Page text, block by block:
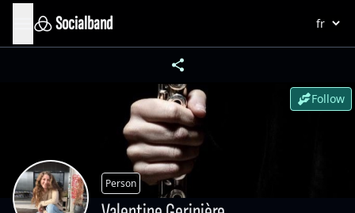
Socialband
Follow
Person